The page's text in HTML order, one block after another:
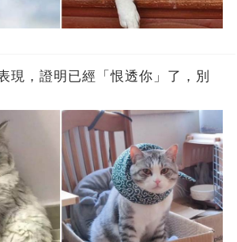
現，證明已經「恨透你」了，別